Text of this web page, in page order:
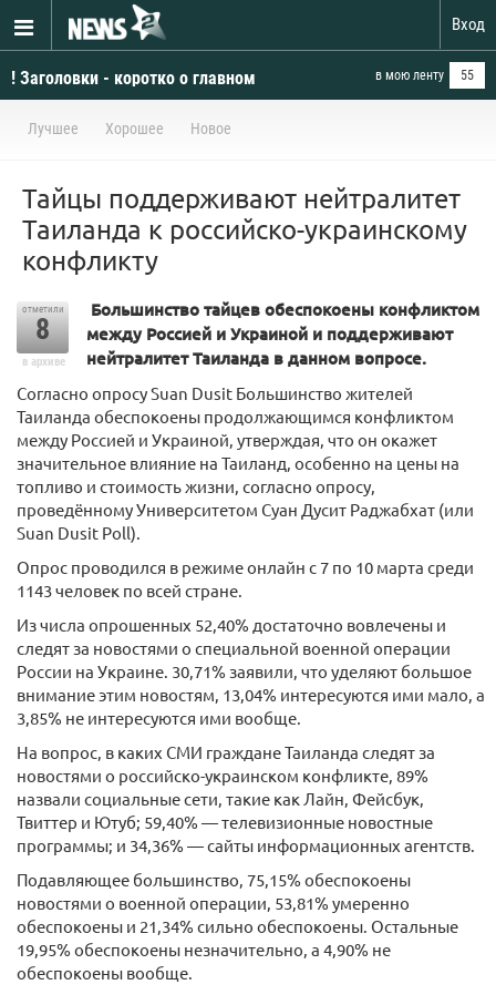
Вход
! Заголовки - коротко о главном в мою ленту 55
Лучшее Хорошее Новое
Тайцы поддерживают нейтралитет
Таиланда к российско-украинскому
конфликту
отметили
8
в архиве
Большинство тайцев обеспокоены конфликтом
между Россией и Украиной и поддерживают
нейтралитет Таиланда в данном вопросе.
Согласно опросу Suan Dusit Большинство жителей
Таиланда обеспокоены продолжающимся конфликтом
между Россией и Украиной, утверждая, что он окажет
значительное влияние на Таиланд, особенно на цены на
топливо и стоимость жизни, согласно опросу,
проведённому Университетом Суан Дусит Раджабхат (или
Suan Dusit Poll).
Опрос проводился в режиме онлайн с 7 по 10 марта среди
1143 человек по всей стране.
Из числа опрошенных 52,40% достаточно вовлечены и
следят за новостями о специальной военной операции
России на Украине. 30,71% заявили, что уделяют большое
внимание этим новостям, 13,04% интересуются ими мало, а
3,85% не интересуются ими вообще.
На вопрос, в каких СМИ граждане Таиланда следят за
новостями о российско-украинском конфликте, 89%
назвали социальные сети, такие как Лайн, Фейсбук,
Твиттер и Ютуб; 59,40% — телевизионные новостные
программы; и 34,36% — сайты информационных агентств.
Подавляющее большинство, 75,15% обеспокоены
новостями о военной операции, 53,81% умеренно
обеспокоены и 21,34% сильно обеспокоены. Остальные
19,95% обеспокоены незначительно, а 4,90% не
обеспокоены вообще.